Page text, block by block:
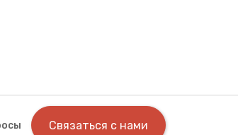
Связаться с нами